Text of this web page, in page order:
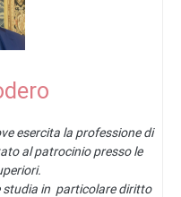
esercita la professione di
al patrocinio presso le
studia in particolare diritto